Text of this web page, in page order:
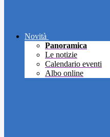
Novità
Panoramica
Le notizie
Calendario eventi
Albo online